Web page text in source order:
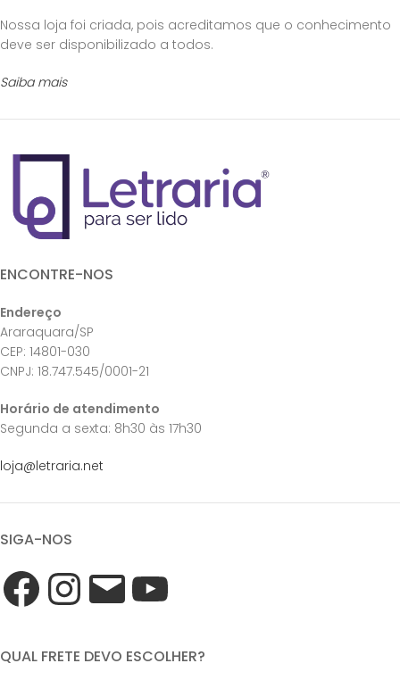
Nossa loja foi criada, pois acreditamos que o conhecimento
deve ser disponibilizado a todos.
Saiba mais
ENCONTRE-NOS
Endereço
Araraquara/SP
CEP: 14801-030
CNPJ: 18.747.545/0001-21
Horário de atendimento
Segunda a sexta: 8h30 às 17h30
loja@letraria.net
SIGA-NOS
QUAL FRETE DEVO ESCOLHER?